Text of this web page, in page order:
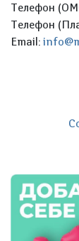
Телефон
Телефон
Email: